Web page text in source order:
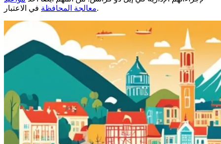
معالجة المحافظةفي الاعتبار.